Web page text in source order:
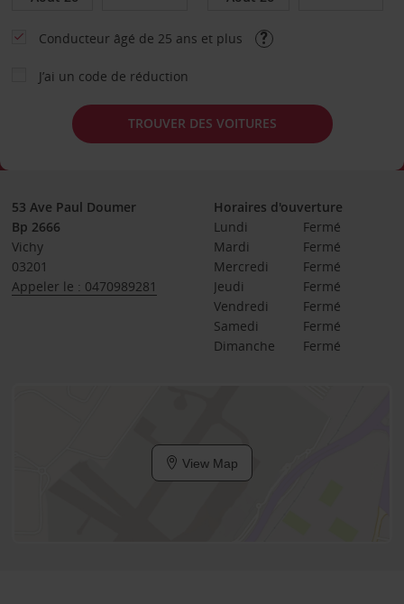
Conducteur âgé de 25 ans et plus
J’ai un code de réduction
TROUVER DES VOITURES
53 Ave Paul Doumer
Bp 2666
Vichy
03201
Appeler le : 0470989281
Horaires d'ouverture
Lundi
Fermé
Mardi
Fermé
Mercredi
Fermé
Jeudi
Fermé
Vendredi
Fermé
Samedi
Fermé
Dimanche
Fermé
View Map